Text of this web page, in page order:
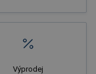
Výprodej